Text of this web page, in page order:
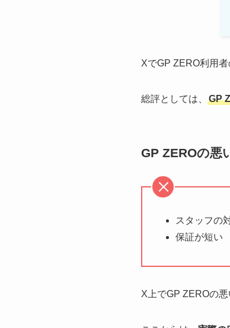
XでGP ZERO利用
総評としては、 GP
GP ZEROの悪
スタッフの
保証が短い
X上でGP ZEROの